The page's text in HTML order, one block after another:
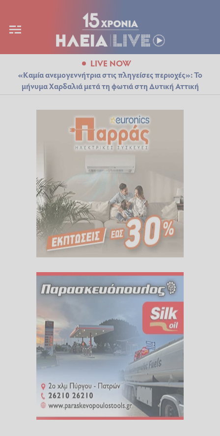
LIVE NOW
«Καμία ανεμογεννήτρια στις πληγείσες περιοχές»: Το
μήνυμα Χαρδαλιά μετά τη φωτιά στη Δυτική Αττική